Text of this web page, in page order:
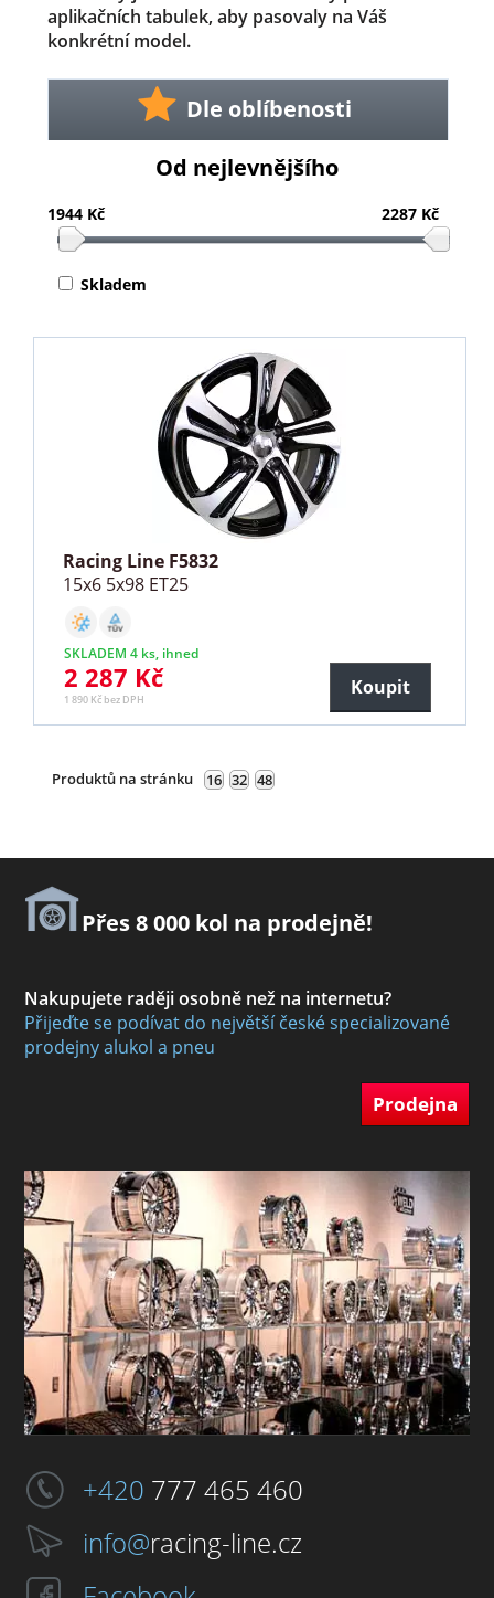
aplikačních tabulek, aby pasovaly na Váš
konkrétní model.
Dle oblíbenosti
Od nejlevnějšího
1944 Kč 2287 Kč
Skladem
Racing Line F5832
15x6 5x98 ET25
SKLADEM 4 ks, ihned
2 287 Kč
1 890 Kč bez DPH
Koupit
Produktů na stránku 16 32 48
Přes 8 000 kol na prodejně!
Nakupujete raději osobně než na internetu?
Přijeďte se podívat do největší české specializované
prodejny alukol a pneu
Prodejna
+420 777 465 460
info@racing-line.cz